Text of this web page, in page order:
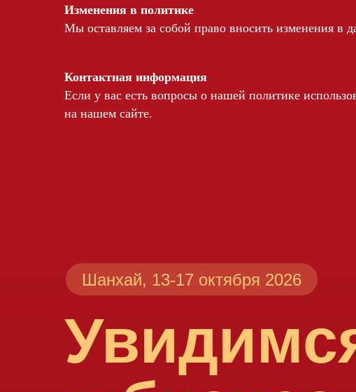
Изменения в политике
Мы оставляем за собой право вносить изменения в
Контактная информация
Если у вас есть вопросы о нашей политике
на нашем сайте.
Шанхай, 13-17 октября 2026